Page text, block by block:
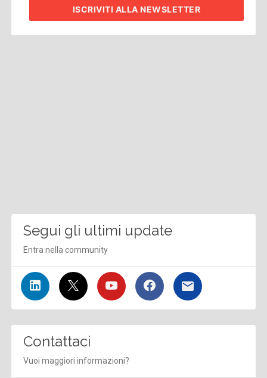
ISCRIVITI ALLA NEWSLETTER
Segui gli ultimi update
Entra nella community
Contattaci
Vuoi maggiori informazioni?